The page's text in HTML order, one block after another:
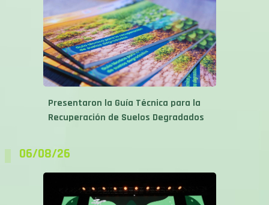
Presentaron la Guía Técnica para la
Recuperación de Suelos Degradados
06/08/26